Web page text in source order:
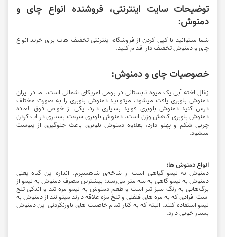
توضیحات سایت اینترنتی، فروشنده انواع چای و
دمنوش:
شما میتوانید با کپی کردن از فروشگاه اینترنتی تخفیف هات برای خرید انواع
چای و دمنوش تخفیف دار اقدام کنید.
خصوصیات چای و دمنوش:
زغال اخته آبی یک میوه تابستانی در بومی امریکای شمالی است. اما در ایران
دمنوش بلوبری یافت میشود، میتوانید دمنوش بلوبری را به صورت مختلف
درس کنید دمنوش بلوبری فواید بسیاری دارد. یکی از خواص فوق العاده
دمنوش بلوبری کاهش وزن است. دمنوش بلوبری سرعت بسیاری در اب کردن
چربی شکم و پهلو دارد، بعلاوه دمنوش بلوبری باعث جلوگیری از یبوست
میشود.
انواع دمنوش ها:
دمنوش به‌ لیمو گیاهی است از شاخه‌ی شاهسپرم. انداره این گیاه یعنی
دمنوش به لیمو گاهی به سه متر می‌رسد؛ بیشترین مصرف دمنوش به‌ لیمو از
برگ‌هایی به رنگ سبز تیر است و طعم‌ دمنوش به لیمو مزه تند و اندکی تلخ
است افرادی که به مزه های فلفلی و تلخ مزه علاقه دارند میتوانند از دمنوش به
لیمو استفاده کنند. البته که به کنار تمام خاصیت های باورنکردنی این دمنوش
بسیار خوبی دارد.